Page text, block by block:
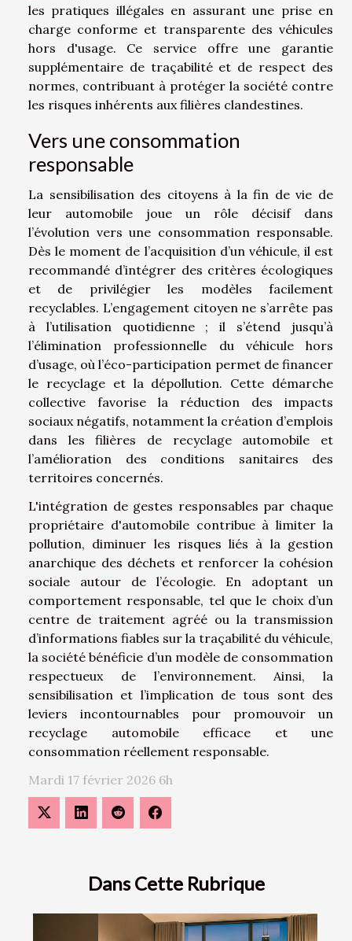
Dans Cette Rubrique
les pratiques illégales en assurant une prise en
charge conforme et transparente des véhicules
hors d'usage. Ce service offre une garantie
supplémentaire de traçabilité et de respect des
normes, contribuant à protéger la société contre
les risques inhérents aux filières clandestines.
Vers une consommation
responsable
La sensibilisation des citoyens à la fin de vie de
leur automobile joue un rôle décisif dans
l’évolution vers une consommation responsable.
Dès le moment de l’acquisition d’un véhicule, il est
recommandé d’intégrer des critères écologiques
et de privilégier les modèles facilement
recyclables. L’engagement citoyen ne s’arrête pas
à l’utilisation quotidienne ; il s’étend jusqu’à
l’élimination professionnelle du véhicule hors
d’usage, où l’éco-participation permet de financer
le recyclage et la dépollution. Cette démarche
collective favorise la réduction des impacts
sociaux négatifs, notamment la création d’emplois
dans les filières de recyclage automobile et
l’amélioration des conditions sanitaires des
territoires concernés.
L'intégration de gestes responsables par chaque
propriétaire d'automobile contribue à limiter la
pollution, diminuer les risques liés à la gestion
anarchique des déchets et renforcer la cohésion
sociale autour de l’écologie. En adoptant un
comportement responsable, tel que le choix d’un
centre de traitement agréé ou la transmission
d’informations fiables sur la traçabilité du véhicule,
la société bénéficie d’un modèle de consommation
respectueux de l’environnement. Ainsi, la
sensibilisation et l’implication de tous sont des
leviers incontournables pour promouvoir un
recyclage automobile efficace et une
consommation réellement responsable.
Mardi 17 février 2026 6h